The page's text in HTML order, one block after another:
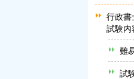
行政書
試験内
難
試